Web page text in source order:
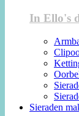
In Ello's
Sieraden